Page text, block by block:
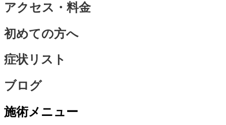
アクセス・料金
初めての方へ
症状リスト
ブログ
施術メニュー